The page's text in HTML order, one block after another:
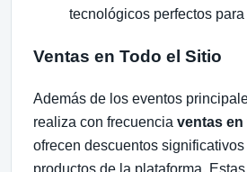
tecnológicos perfectos
Ventas en Todo el Sitio
Además de los eventos
realiza con frecuencia ventas
ofrecen descuentos
productos de la plataforma.